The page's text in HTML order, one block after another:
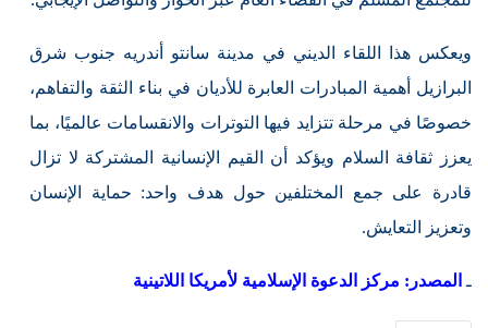
ويعكس هذا اللقاء الديني في مدينة سانتو أندريه جنوب شرق
البرازيل أهمية المبادرات العابرة للأديان في بناء الثقة والتفاهم،
خصوصًا في مرحلة تتزايد فيها التوترات والانقسامات عالميًا، بما
يعزز ثقافة السلام ويؤكد أن القيم الإنسانية المشتركة لا تزال
قادرة على جمع المختلفين حول هدف واحد: حماية الإنسان
وتعزيز التعايش.
ـ المصدر: مركز الدعوة الإسلامية لأمريكا اللاتينية